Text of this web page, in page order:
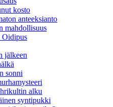
kosto
anteeksianto
mahdollisuus
Oidipus
jälkeen
sonni
alku
syntipukki